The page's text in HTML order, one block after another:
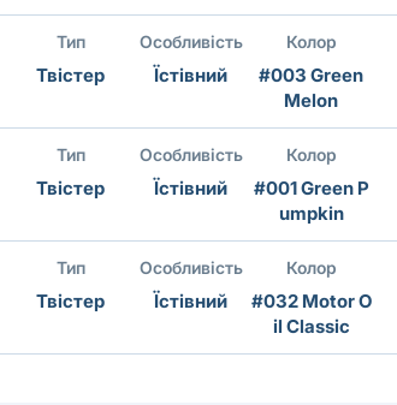
Тип
Твістер
Особливість
Їстівний
Колор
#003 Green
Melon
Тип
Твістер
Особливість
Їстівний
Колор
#001 Green P
umpkin
Тип
Твістер
Особливість
Їстівний
Колор
#032 Motor O
il Classic